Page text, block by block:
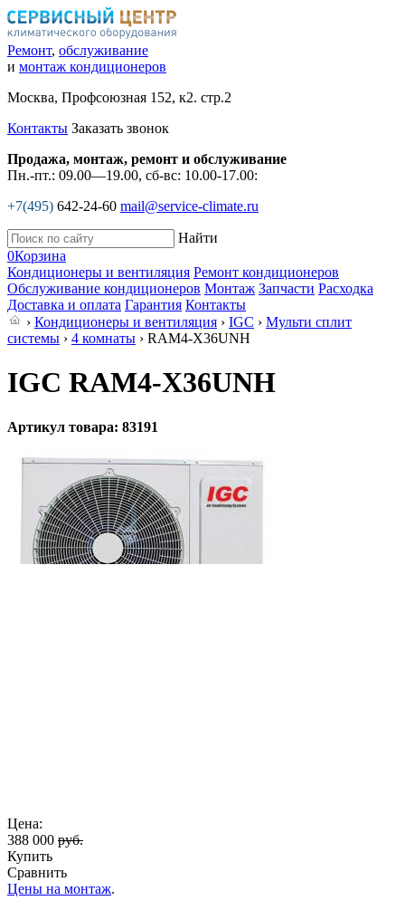
Ремонт, обслуживание
и монтаж кондиционеров
Москва, Профсоюзная 152, к2. стр.2
Контакты Заказать звонок
Продажа, монтаж, ремонт и обслуживание
Пн.-пт.: 09.00—19.00, сб-вс: 10.00-17.00:
+7(495) 642-24-60 mail@service-climate.ru
Найти
0Корзина
Кондиционеры и вентиляция Ремонт кондиционеров
Обслуживание кондиционеров Монтаж Запчасти Расходка
Доставка и оплата Гарантия Контакты
› Кондиционеры и вентиляция › IGC › Мульти сплит
системы › 4 комнаты › RAM4-X36UNH
IGC RAM4-X36UNH
Артикул товара: 83191
Цена:
388 000 руб.
Купить
Сравнить
Цены на монтаж.